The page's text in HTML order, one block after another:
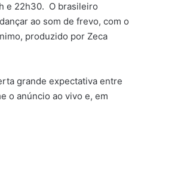
e 22h30. O brasileiro
ao som de frevo, com o
produzido por Zeca
grande expectativa entre
o anúncio ao vivo e, em